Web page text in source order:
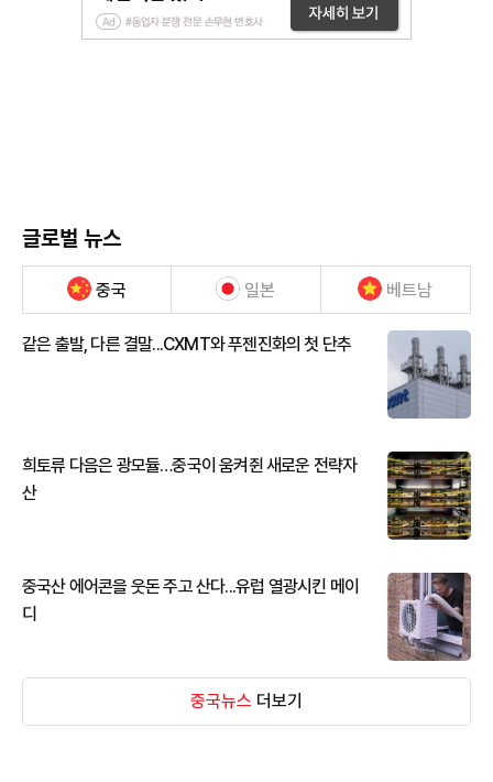
글로벌 뉴스
중국 일본 베트남
같은 출발, 다른 결말...CXMT와 푸젠진화의 첫 단추
희토류 다음은 광모듈…중국이 움켜쥔 새로운 전략자
산
중국산 에어콘을 웃돈 주고 산다...유럽 열광시킨 메이
디
중국뉴스 더보기